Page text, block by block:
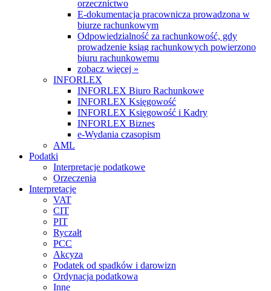
orzecznictwo
E-dokumentacja pracownicza prowadzona w
biurze rachunkowym
Odpowiedzialność za rachunkowość, gdy
prowadzenie ksiąg rachunkowych powierzono
biuru rachunkowemu
zobacz więcej »
INFORLEX
INFORLEX Biuro Rachunkowe
INFORLEX Księgowość
INFORLEX Księgowość i Kadry
INFORLEX Biznes
e-Wydania czasopism
AML
Podatki
Interpretacje podatkowe
Orzeczenia
Interpretacje
VAT
CIT
PIT
Ryczałt
PCC
Akcyza
Podatek od spadków i darowizn
Ordynacja podatkowa
Inne